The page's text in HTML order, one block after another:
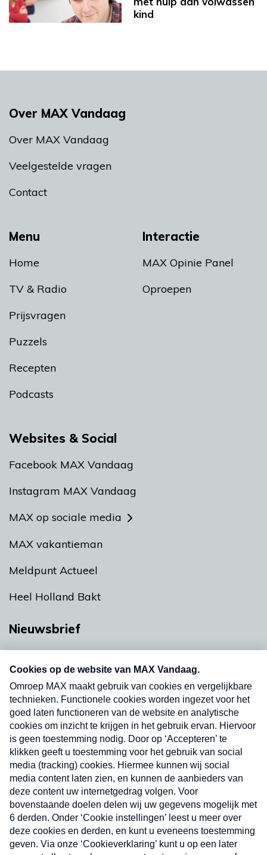
kind
Menu
Home
TV & Radio
Prijsvragen
Puzzels
Recepten
Podcasts
Interactie
MAX Opinie Panel
Oproepen
Over MAX Vandaag
Over MAX Vandaag
Veelgestelde vragen
Contact
Websites & Social
Facebook MAX Vandaag
Instagram MAX Vandaag
MAX op sociale media
MAX vakantieman
Meldpunt Actueel
Heel Holland Bakt
Nieuwsbrief
nieuwsbrief. Elke vrijdag- en dinsdagochtend in
uw mailbox.
Verzend
Nieuwsbrief
Neem hier een gratis abonnement op onze